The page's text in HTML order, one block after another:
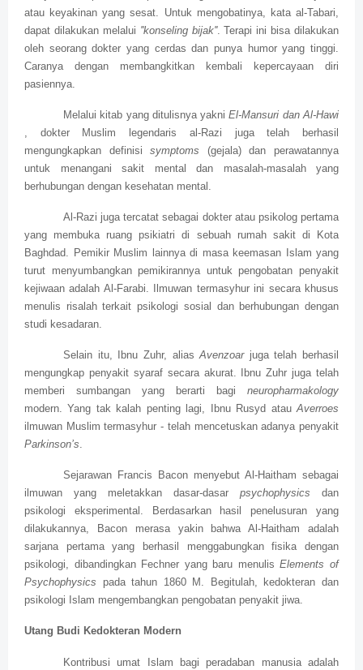
atau keyakinan yang sesat. Untuk mengobatinya, kata al-Tabari,
dapat dilakukan melalui ''konseling bijak''. Terapi ini bisa dilakukan
oleh seorang dokter yang cerdas dan punya humor yang tinggi.
Caranya dengan membangkitkan kembali kepercayaan diri
pasiennya.
Melalui kitab yang ditulisnya yakniEl-Mansuri dan Al-Hawi
, dokter Muslim legendaris al-Razi juga telah berhasil
mengungkapkan definisisymptoms (gejala) dan perawatannya
untuk menangani sakit mental dan masalah-masalah yang
berhubungan dengan kesehatan mental.
Al-Razi juga tercatat sebagai dokter atau psikolog pertama
yang membuka ruang psikiatri di sebuah rumah sakit di Kota
Baghdad. Pemikir Muslim lainnya di masa keemasan Islam yang
turut menyumbangkan pemikirannya untuk pengobatan penyakit
kejiwaan adalah Al-Farabi. Ilmuwan termasyhur ini secara khusus
menulis risalah terkait psikologi sosial dan berhubungan dengan
studi kesadaran.
Selain itu, Ibnu Zuhr, aliasAvenzoarjuga telah berhasil
mengungkap penyakit syaraf secara akurat. Ibnu Zuhr juga telah
memberi sumbangan yang berarti bagi neuropharmakology
modern. Yang tak kalah penting lagi, Ibnu Rusyd atauAverroes
ilmuwan Muslim termasyhur - telah mencetuskan adanya penyakit
Parkinson’s.
Sejarawan Francis Bacon menyebut Al-Haitham sebagai
ilmuwan yang meletakkan dasar-dasar psychophysics dan
psikologi eksperimental. Berdasarkan hasil penelusuran yang
dilakukannya, Bacon merasa yakin bahwa Al-Haitham adalah
sarjana pertama yang berhasil menggabungkan fisika dengan
psikologi, dibandingkan Fechner yang baru menulisElements of
Psychophysics pada tahun 1860 M. Begitulah, kedokteran dan
psikologi Islam mengembangkan pengobatan penyakit jiwa.
Utang Budi Kedokteran Modern
Kontribusi umat Islam bagi peradaban manusia adalah